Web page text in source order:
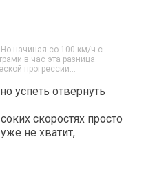
начиная со 100 км/ч с
в час эта разница
прогрессии…
успеть отвернуть
скоростях просто
не хватит,